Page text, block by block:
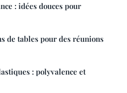
: idées douces pour
de tables pour des réunions
: polyvalence et